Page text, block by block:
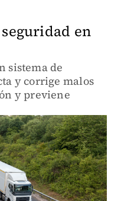
en
sistema de
y corrige malos
y previene